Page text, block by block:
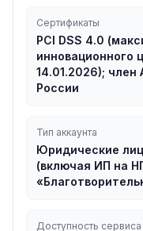
Сертификаты
PCI DSS 4.0
инновационного
14.01.2026);
России
Тип аккаунта
Юридические
(включая ИП на
Доступность сервиса